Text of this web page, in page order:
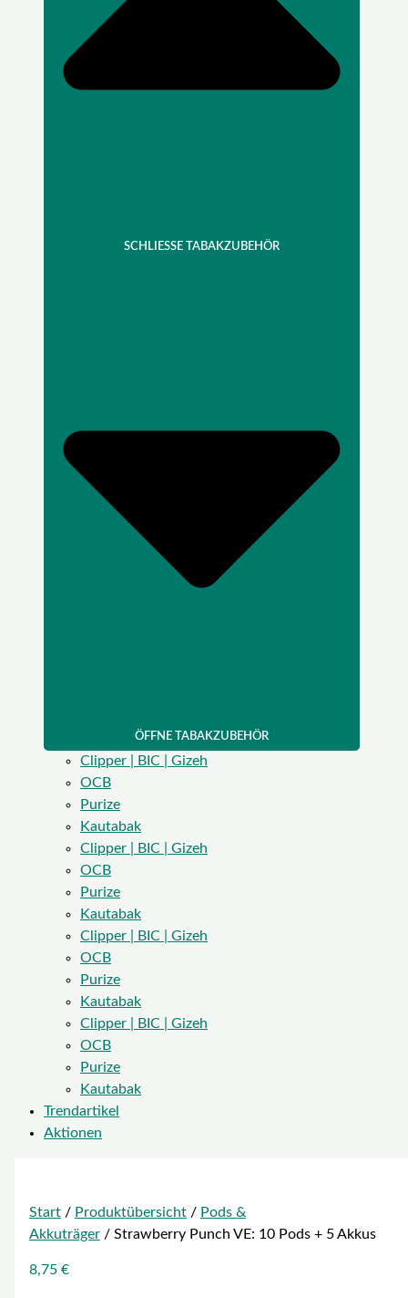
SCHLIESSE TABAKZUBEHÖR
ÖFFNE TABAKZUBEHÖR
Clipper | BIC | Gizeh
OCB
Purize
Kautabak
Clipper | BIC | Gizeh
OCB
Purize
Kautabak
Clipper | BIC | Gizeh
OCB
Purize
Kautabak
Clipper | BIC | Gizeh
OCB
Purize
Kautabak
Trendartikel
Aktionen
Start/ Produktübersicht/ Pods &
Akkuträger/ Strawberry Punch VE: 10 Pods + 5 Akkus
8,75 €